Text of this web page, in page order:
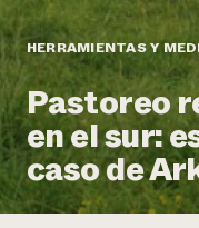
Informes anuales y
Historias de
Informe
impacto
LEER EL
Latinos en la
Sistemas
Agricultura urbana
Las mujeres en la
Evento anual de
Blog
Podcasts
Publicaciones
Cursos cortos
Vídeos
Asociaciones
Donar
Donaciones
Boletín
Consultas de los
HERRAMIENTAS Y
Pastoreo
en el sur:
caso de